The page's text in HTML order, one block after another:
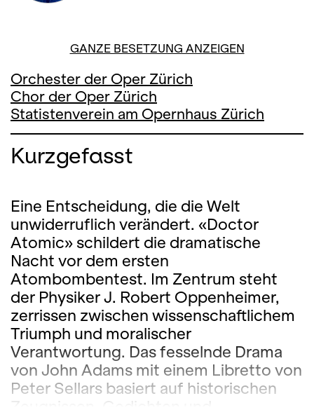
GANZE BESETZUNG ANZEIGEN
Orchester der Oper Zürich
Chor der Oper Zürich
Statistenverein am Opernhaus Zürich
Kurzgefasst
Eine Entscheidung, die die Welt
unwiderruflich verändert. «Doctor
Atomic» schildert die dramatische
Nacht vor dem ersten
Atombombentest. Im Zentrum steht
der Physiker J. Robert Oppenheimer,
zerrissen zwischen wissenschaftlichem
Triumph und moralischer
Verantwortung. Das fesselnde Drama
von John Adams mit einem Libretto von
Peter Sellars basiert auf historischen